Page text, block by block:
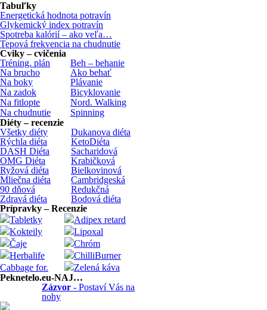
Tabuľky
Energetická hodnota potravín
Glykemický index potravín
Spotreba kalórií – ako veľa…
Tepová frekvencia na chudnutie
Cviky – cvičenia
Tréning. plán
Beh – behanie
Na brucho
Ako behať
Na boky
Plávanie
Na zadok
Bicyklovanie
Na fitlopte
Nord. Walking
Na chudnutie
Spinning
Diéty – recenzie
Všetky diéty
Dukanova diéta
Rýchla diéta
KetoDiéta
DASH Diéta
Sacharidová
OMG Diéta
Krabičková
Ryžová diéta
Bielkovinová
Mliečna diéta
Cambridgeská
90 dňová
Redukčná
Zdravá diéta
Bodová diéta
Prípravky – Recenzie
Tabletky
Adipex retard
Kokteily
Lipoxal
Čaje
Chróm
Herbalife
ChilliBurner
Cabbage for.
Zelená káva
Peknetelo.eu-NAJ…
Zázvor - Postaví Vás na
nohy